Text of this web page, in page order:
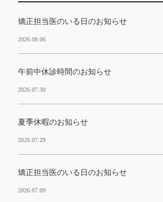
矯正担当医のいる日のお知らせ
2026.08.06
午前中休診時間のお知らせ
2026.07.30
夏季休暇のお知らせ
2026.07.29
矯正担当医のいる日のお知らせ
2026.07.09